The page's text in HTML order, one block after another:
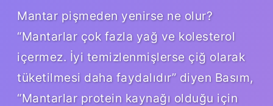
Mantar pişmeden yenirse ne olur?
“Mantarlar çok fazla yağ ve kolesterol
içermez. İyi temizlenmişlerse çiğ olarak
tüketilmesi daha faydalıdır” diyen Basım,
“Mantarlar protein kaynağı olduğu için